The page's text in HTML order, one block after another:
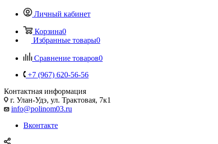
Личный кабинет
Корзина0
Избранные товары0
Сравнение товаров0
+7 (967) 620-56-56
Контактная информация
г. Улан-Удэ, ул. Трактовая, 7к1
info@polinom03.ru
Вконтакте